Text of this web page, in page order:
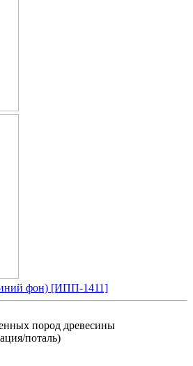
фон) [ИПП-1411]
пород древесины
поталь)